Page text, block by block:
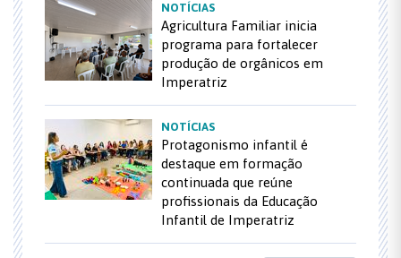
NOTÍCIAS
Agricultura Familiar inicia
programa para fortalecer
produção de orgânicos em
Imperatriz
NOTÍCIAS
Protagonismo infantil é
destaque em formação
continuada que reúne
profissionais da Educação
Infantil de Imperatriz